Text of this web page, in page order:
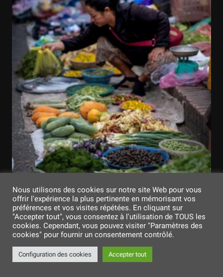
Nous utilisons des cookies sur notre site Web pour vous
offrir l'expérience la plus pertinente en mémorisant vos
préférences et vos visites répétées. En cliquant sur
"Accepter tout", vous consentez à l'utilisation de TOUS les
cookies. Cependant, vous pouvez visiter "Paramètres des
cookies" pour fournir un consentement contrôlé.
Configuration des cookies Accepter tout